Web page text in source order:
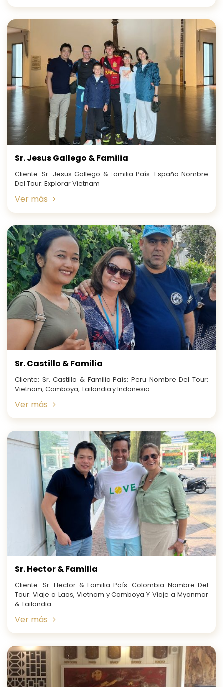
Sr. Jesus Gallego & Familia
Cliente: Sr. Jesus Gallego & Familia País: España Nombre
Del Tour: Explorar Vietnam
Ver más
Sr. Castillo & Familia
Cliente: Sr. Castillo & Familia País: Peru Nombre Del Tour:
Vietnam, Camboya, Tailandia y Indonesia
Ver más
Sr. Hector & Familia
Cliente: Sr. Hector & Familia País: Colombia Nombre Del
Tour: Viaje a Laos, Vietnam y Camboya Y Viaje a Myanmar
& Tailandia
Ver más